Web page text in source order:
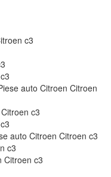
c3
auto Citroen Citroen
c3
auto Citroen Citroen c3
c3
Citroen c3